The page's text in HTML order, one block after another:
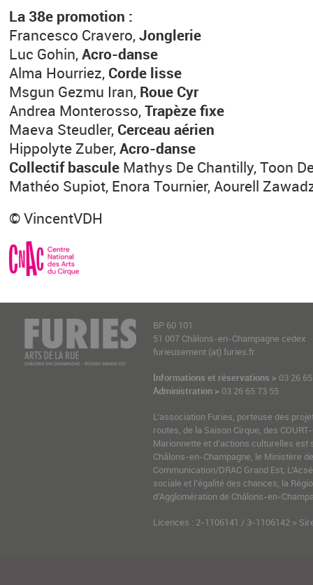
La 38e promotion :
Francesco Cravero,Jonglerie
Luc Gohin,Acro-danse
Alma Hourriez, Corde lisse
Msgun Gezmu Iran, Roue Cyr
Andrea Monterosso,Trapèze fixe
Maeva Steudler, Cerceau aérien
Hippolyte Zuber,Acro-danse
Collectif bascule Mathys De Chantilly, Toon
Mathéo Supiot, Enora Tournier, Aourell
© VincentVDH
BP 60 101
51 007 Châlons-en-Champagne cedex
furieusement (at) furies.fr
Informations et réservations > 03 26
Administration > 03 26 65 73 55
L’association Furies, porteuse des
routes, de la Saison Cirque, des
Marionnette et d’actions culturelles est
Châlons-en-Champagne, le Ministère
Communication/DRAC Grand Est,
sociale et l’égalité des chances, la
d’Agglomération de Châlons-en-
Licences : 2-1106141 / 3-1106142 >